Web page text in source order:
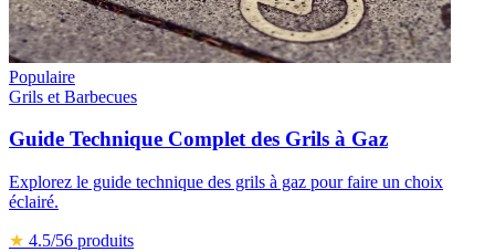
Populaire
Grils et Barbecues
Guide Technique Complet des Grils à Gaz
Explorez le guide technique des grils à gaz pour faire un choix
éclairé.
★ 4.5/56 produits